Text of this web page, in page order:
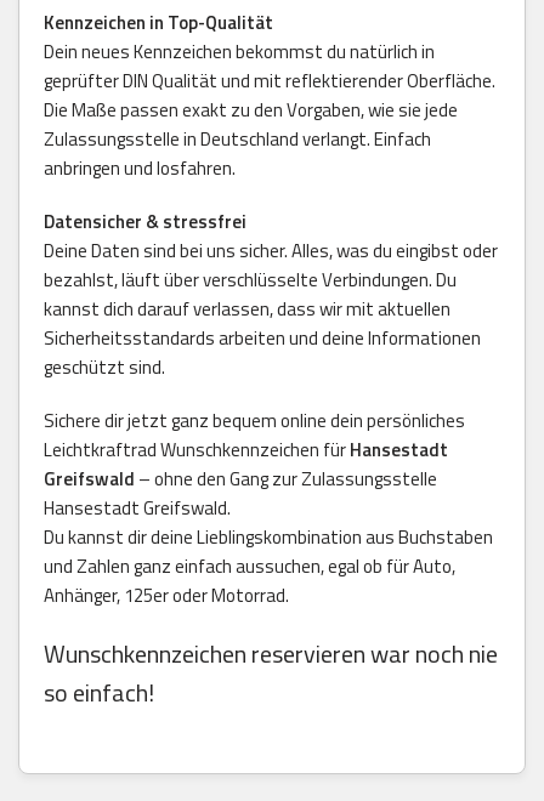
Kennzeichen in Top-Qualität
Dein neues Kennzeichen bekommst du natürlich in
geprüfter DIN Qualität und mit reflektierender Oberfläche.
Die Maße passen exakt zu den Vorgaben, wie sie jede
Zulassungsstelle in Deutschland verlangt. Einfach
anbringen und losfahren.
Datensicher & stressfrei
Deine Daten sind bei uns sicher. Alles, was du eingibst oder
bezahlst, läuft über verschlüsselte Verbindungen. Du
kannst dich darauf verlassen, dass wir mit aktuellen
Sicherheitsstandards arbeiten und deine Informationen
geschützt sind.
Sichere dir jetzt ganz bequem online dein persönliches
Leichtkraftrad Wunschkennzeichen fürHansestadt
Greifswald – ohne den Gang zur Zulassungsstelle
Hansestadt Greifswald.
Du kannst dir deine Lieblingskombination aus Buchstaben
und Zahlen ganz einfach aussuchen, egal ob für Auto,
Anhänger, 125er oder Motorrad.
Wunschkennzeichen reservieren war noch nie
so einfach!